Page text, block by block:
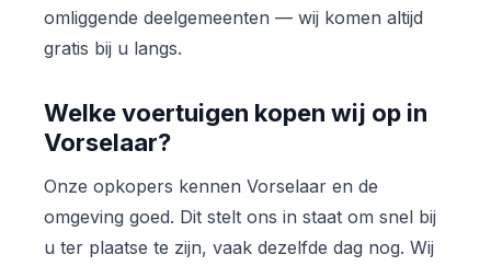
omliggende deelgemeenten — wij komen altijd
gratis bij u langs.
Welke voertuigen kopen wij op in
Vorselaar?
Onze opkopers kennen Vorselaar en de
omgeving goed. Dit stelt ons in staat om snel bij
u ter plaatse te zijn, vaak dezelfde dag nog. Wij